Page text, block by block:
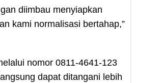
diimbau menyiapkan
kami normalisasi bertahap,”
nomor 0811-4641-123
dapat ditangani lebih